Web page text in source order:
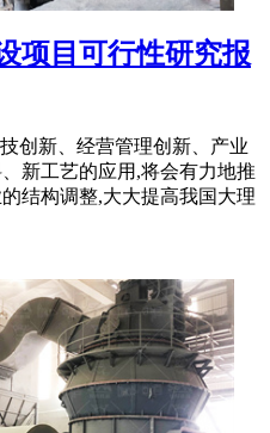
项目可行性研究报
创新、经营管理创新、产业
新工艺的应用,将会有力地推
结构调整,大大提高我国大理